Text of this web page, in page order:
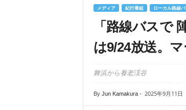
メディア 紀行番組 ローカル路線
「路線バスで
は9/24放送。
舞浜から養老渓谷
By Jun Kamakura- 2025年9月11日